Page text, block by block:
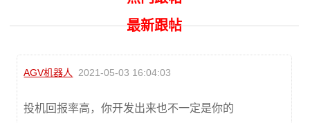
最新跟帖
AGV机器人 2021-05-03 16:04:03
投机回报率高，你开发出来也不一定是你的